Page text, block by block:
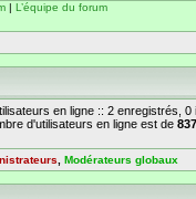
| L’équipe du forum
en ligne :: 2 enregistrés, 0
d'utilisateurs en ligne est de 837
Modérateurs globaux